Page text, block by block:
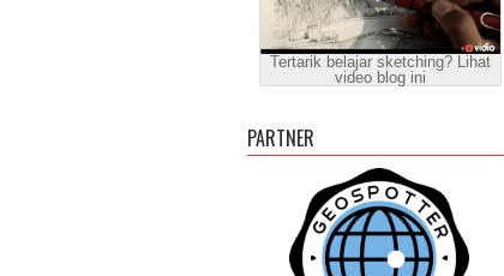
Tertarik belajar sketching? Lihat
video blog ini
PARTNER